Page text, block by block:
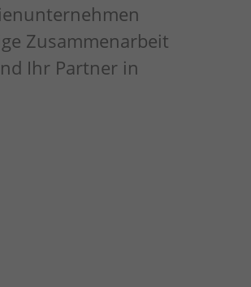
Zusammenarbeit
Ihr Partner in